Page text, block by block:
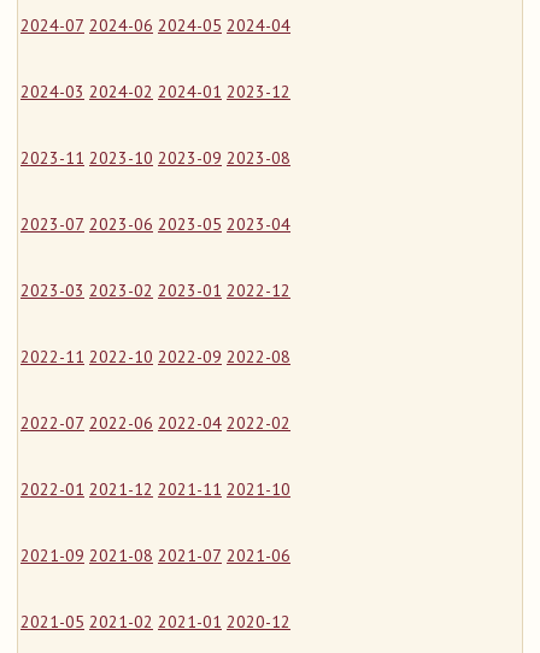
2024-07 2024-06 2024-05 2024-04
2024-03 2024-02 2024-01 2023-12
2023-11 2023-10 2023-09 2023-08
2023-07 2023-06 2023-05 2023-04
2023-03 2023-02 2023-01 2022-12
2022-11 2022-10 2022-09 2022-08
2022-07 2022-06 2022-04 2022-02
2022-01 2021-12 2021-11 2021-10
2021-09 2021-08 2021-07 2021-06
2021-05 2021-02 2021-01 2020-12